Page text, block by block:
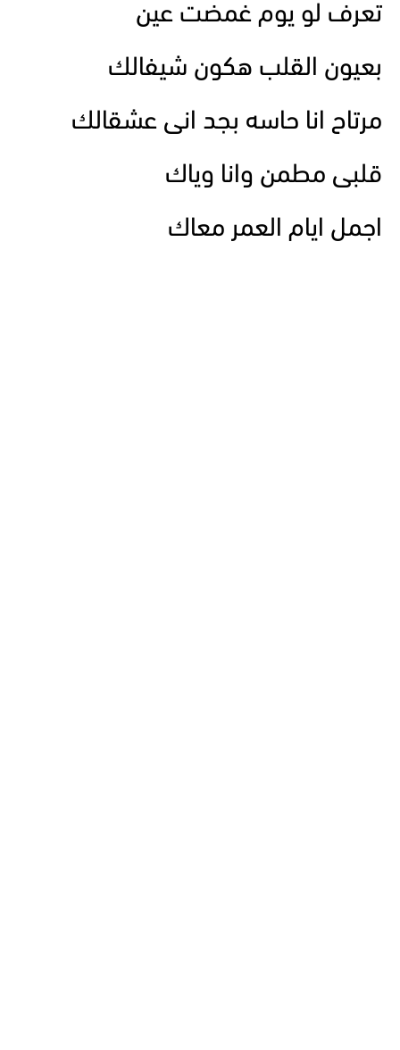
تعرف لو يوم غمضت عين
بعيون القلب هكون شيفالك
مرتاح انا حاسه بجد انى عشقالك
قلبى مطمن وانا وياك
اجمل ايام العمر معاك